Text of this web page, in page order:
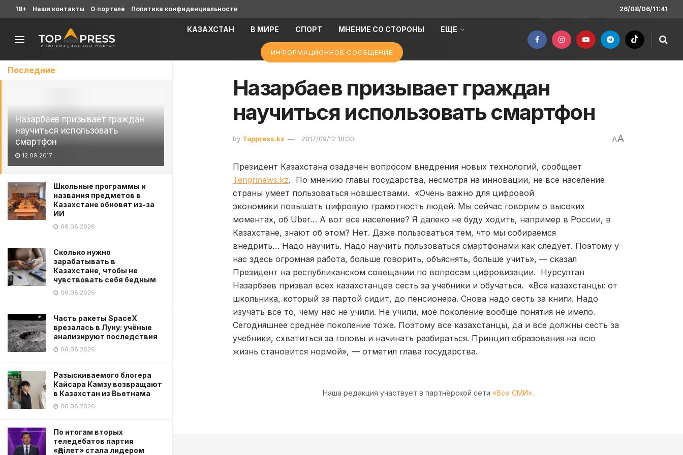
Последние
Назарбаев призывает граждан
научиться использовать
смартфон
12.09.2017
Школьные программы и
названия предметов в
Казахстане обновят из-за
ИИ
06.08.2026
Сколько нужно
зарабатывать в
Казахстане, чтобы не
чувствовать себя бедным
06.08.2026
Часть ракеты SpaceX
врезалась в Луну: учёные
анализируют последствия
06.08.2026
Разыскиваемого блогера
Кайсара Камзу возвращают
в Казахстан из Вьетнама
06.08.2026
По итогам вторых
теледебатов партия
«Әділет» стала лидером
18+ Наши контакты О портале Политика конфиденциальности 26/08/06/11:41
КАЗАХСТАН В МИРЕ СПОРТ МНЕНИЕ СО СТОРОНЫ ЕЩЕ
ИНФОРМАЦИОННОЕ СООБЩЕНИЕ
Назарбаев призывает граждан
научиться использовать смартфон
by Toppress.kz 2017/09/12 18:00 AA
Президент Казахстана озадачен вопросом внедрения новых технологий, сообщает
Tengrinews.kz. По мнению главы государства, несмотря на инновации, не все население
страны умеет пользоваться новшествами. «Очень важно для цифровой
экономики повышать цифровую грамотность людей. Мы сейчас говорим о высоких
моментах, об Uber… А вот все население? Я далеко не буду ходить, например в России, в
Казахстане, знают об этом? Нет. Даже пользоваться тем, что мы собираемся
внедрить… Надо научить. Надо научить пользоваться смартфонами как следует. Поэтому у
нас здесь огромная работа, больше говорить, объяснять, больше учить», — сказал
Президент на республиканском совещании по вопросам цифровизации. Нурсултан
Назарбаев призвал всех казахстанцев сесть за учебники и обучаться. «Все казахстанцы: от
школьника, который за партой сидит, до пенсионера. Снова надо сесть за книги. Надо
изучать все то, чему нас не учили. Не учили, мое поколение вообще понятия не имело.
Сегодняшнее среднее поколение тоже. Поэтому все казахстанцы, да и все должны сесть за
учебники, схватиться за головы и начинать разбираться. Принцип образования на всю
жизнь становится нормой», — отметил глава государства.
Наша редакция участвует в партнёрской сети «Все СМИ».